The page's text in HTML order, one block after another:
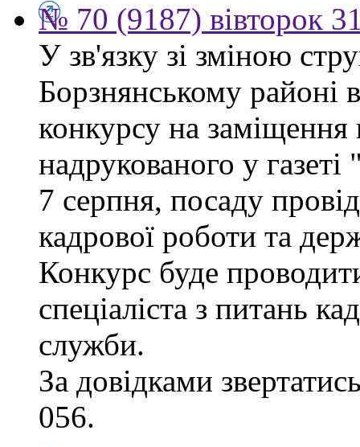
№ 70 (9187) вівторок
У зв'язку зі зміною
Борзнянському районі
конкурсу на заміщення
надрукованого у
7 серпня, посаду
кадрової роботи та
Конкурс буде
спеціаліста з питань
служби.
За довідками
056.